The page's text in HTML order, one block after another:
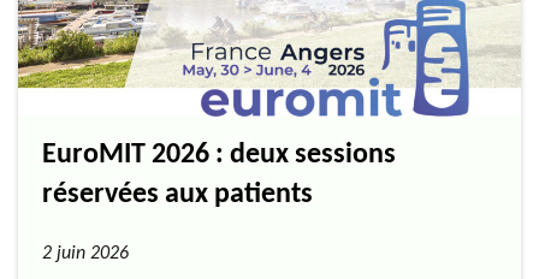
EuroMIT 2026 : deux sessions
réservées aux patients
2 juin 2026